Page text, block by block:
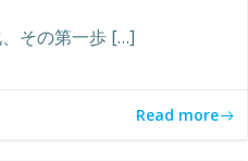
その第一歩 […]
Read more